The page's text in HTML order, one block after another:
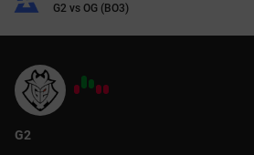
G2 vs OG (BO3)
G2